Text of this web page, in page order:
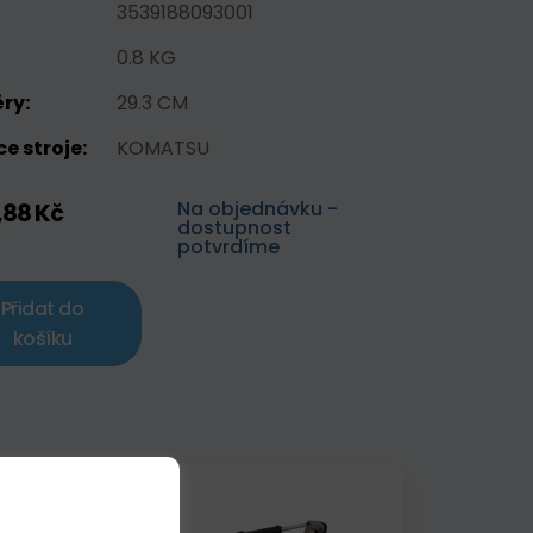
3539188093001
0.8 KG
29.3 CM
stroje:
KOMATSU
Kč Na objednávku -
dostupnost
potvrdíme
Přidat do
košíku